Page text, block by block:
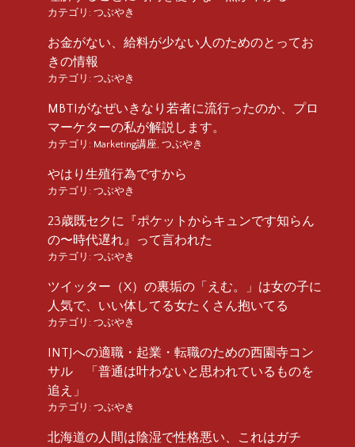
カテゴリ: つぶやき
お金がない、給料が少ない人のためのとってお
きの情報
カテゴリ: つぶやき
MBTIがなぜいきなり若者に流行ったのか、プロ
マーケターの私が解説します。
カテゴリ: Marketing講座 つぶやき
やはり生殖行為ですから
カテゴリ: つぶやき
23歳既セクに『ポケットからキュンです知らん
の〜時代遅れ』って言われた
カテゴリ: つぶやき
ツイッター（X）の裏垢の「えむ。」は女の子に
人気で、いい体してる女たくさん抱いてる
カテゴリ: つぶやき
INTJへの適職・起業・転職のための西園寺コン
サル 「普通は叶わないと思われているものを
追え」
カテゴリ: つぶやき
北海道の人間は陰湿で性格悪い、これはガチ